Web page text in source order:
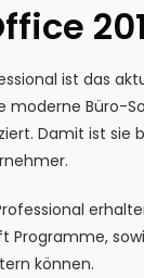
ist das
moderne Büro-
Damit ist
können.